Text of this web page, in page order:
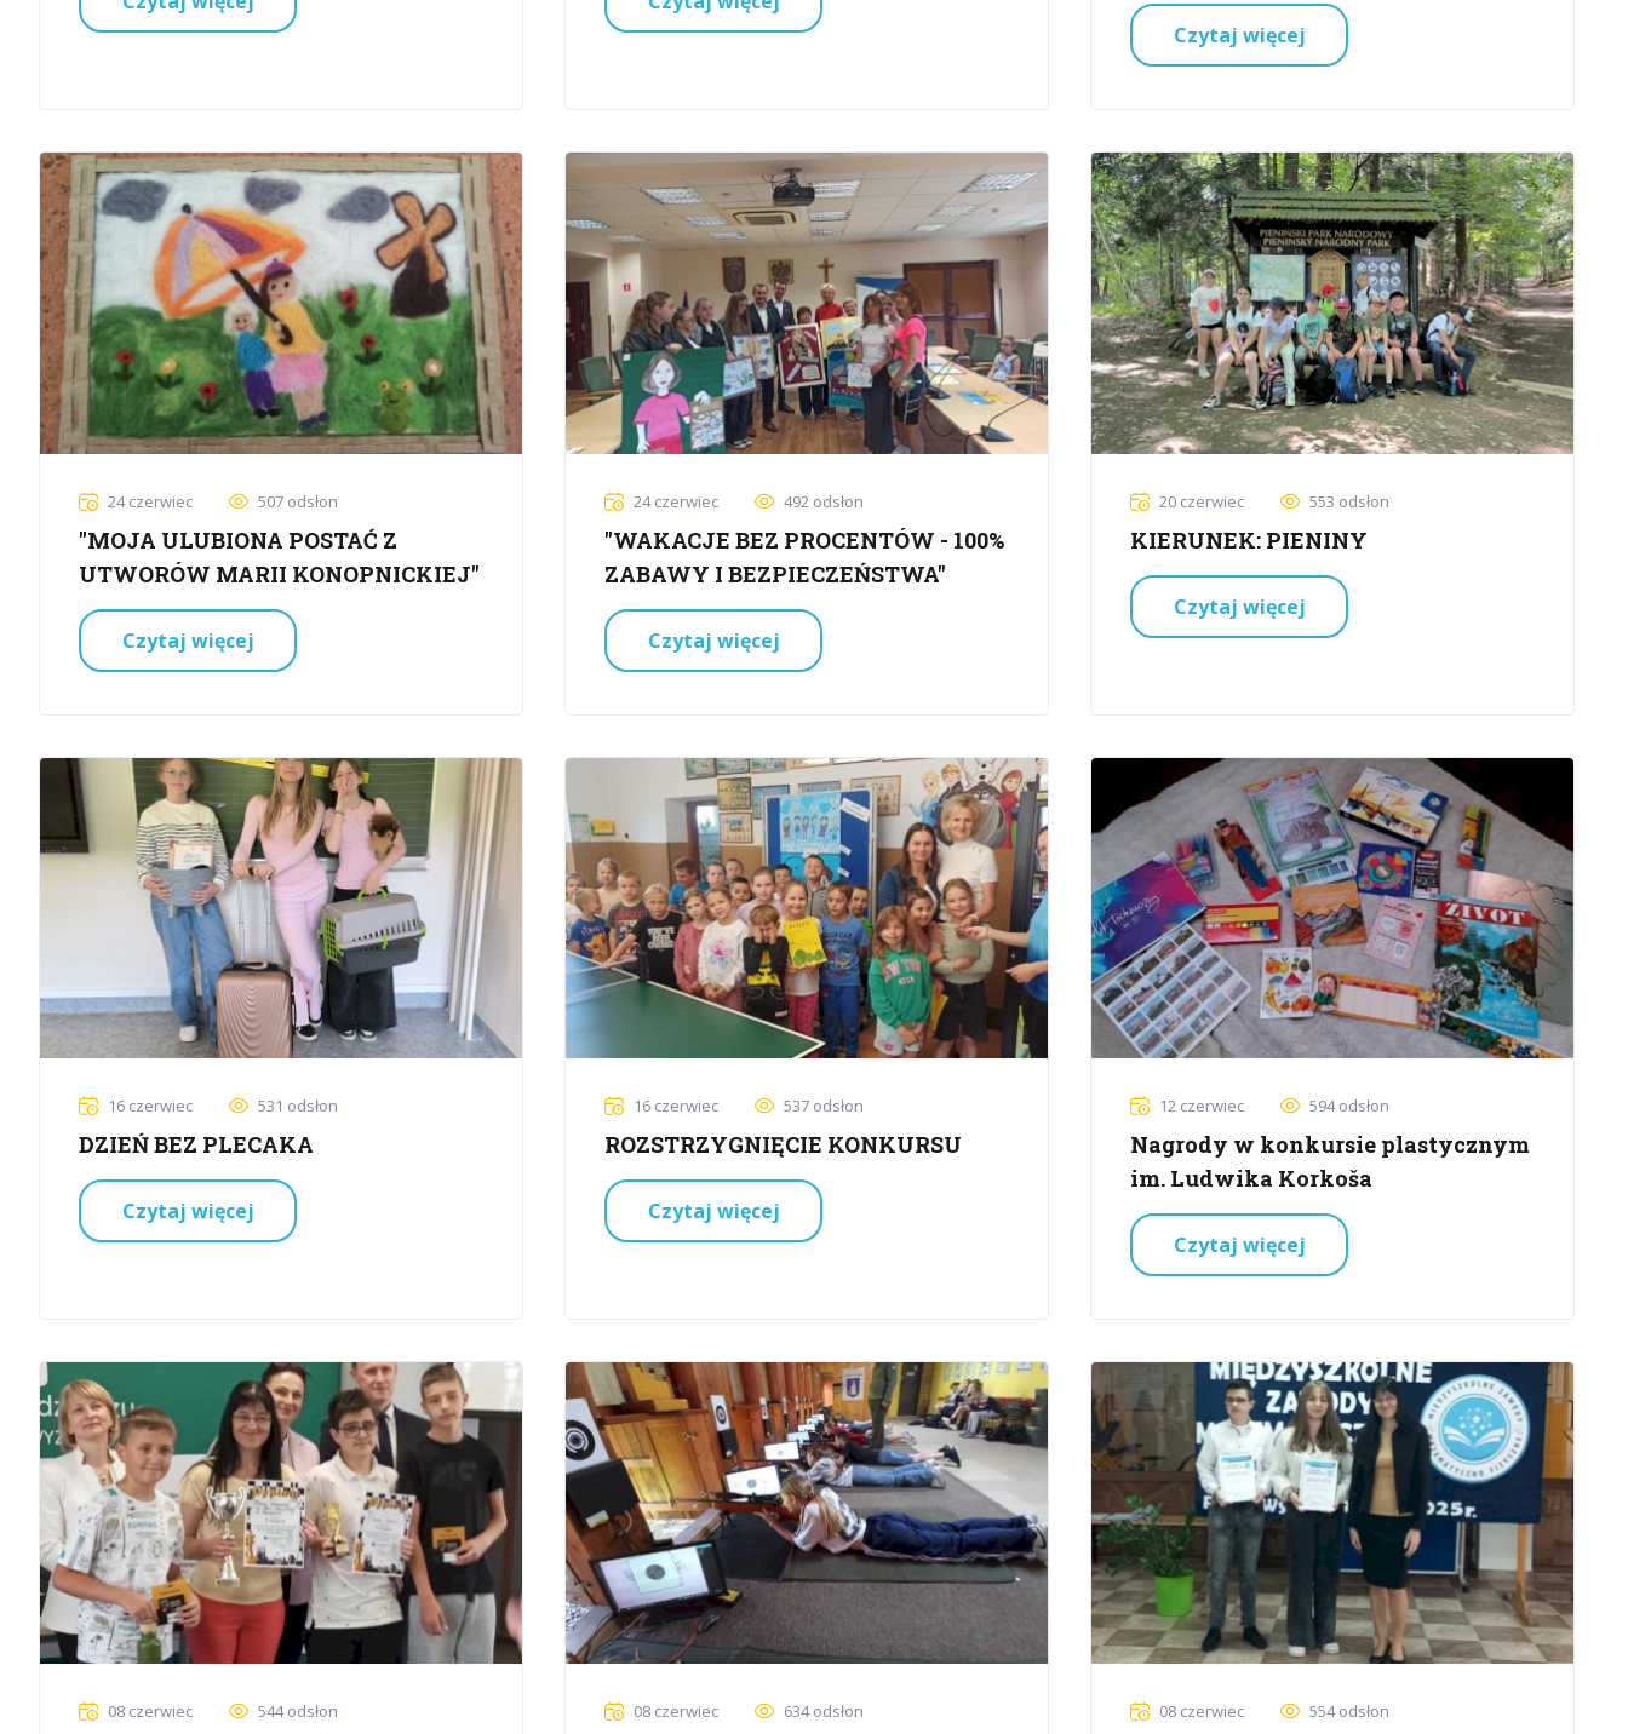
Czytaj więcej
24 czerwiec 507 odsłon
"MOJA ULUBIONA POSTAĆ Z
UTWORÓW MARII KONOPNICKIEJ"
Czytaj więcej
24 czerwiec 492 odsłon
"WAKACJE BEZ PROCENTÓW - 100%
ZABAWY I BEZPIECZEŃSTWA"
Czytaj więcej
20 czerwiec 553 odsłon
KIERUNEK: PIENINY
Czytaj więcej
16 czerwiec 531 odsłon
DZIEŃ BEZ PLECAKA
Czytaj więcej
16 czerwiec 537 odsłon
ROZSTRZYGNIĘCIE KONKURSU
Czytaj więcej
12 czerwiec 594 odsłon
Nagrody w konkursie plastycznym
im. Ludwika Korkoša
Czytaj więcej
08 czerwiec 544 odsłon 08 czerwiec 634 odsłon 08 czerwiec 554 odsłon